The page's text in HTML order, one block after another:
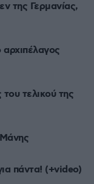
τελικού της
πάντα! (+video)